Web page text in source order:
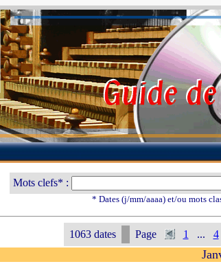
Mots clefs* :
* Dates (j/mm/aaaa) et/ou mots
1063 dates Page 1 ... 4